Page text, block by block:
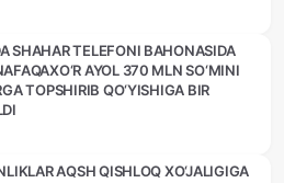
SHAHAR TELEFONI BAHONASIDA
AYOL 370 MLN SO‘MINI
TOPSHIRIB QO‘YISHIGA BIR
AQSH QISHLOQ XO‘JALIGIGA